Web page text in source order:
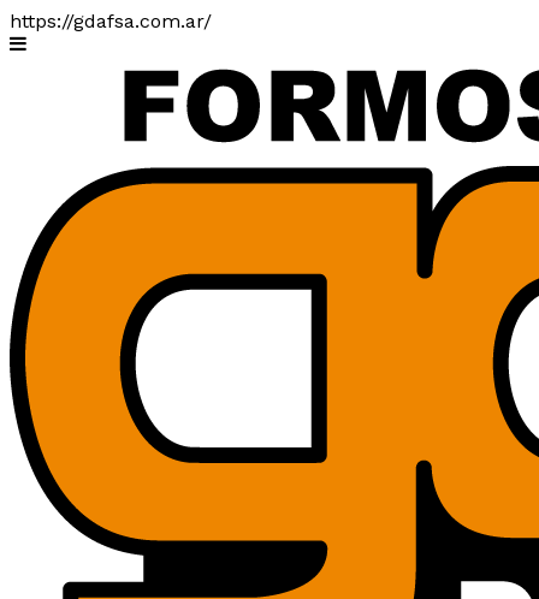
https://gdafsa.com.ar/